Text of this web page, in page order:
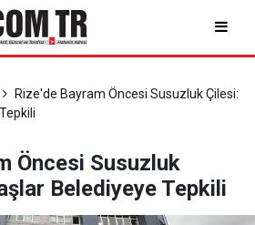
Rize'de Bayram Öncesi Susuzluk Çilesi:
Öncesi Susuzluk
Belediyeye Tepkili